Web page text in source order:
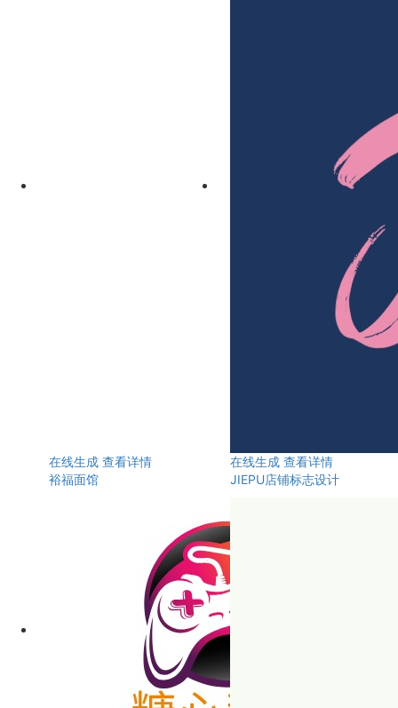
在线生成 查看详情
裕福面馆
在线生成 查看详情
JIEPU店铺标志设计